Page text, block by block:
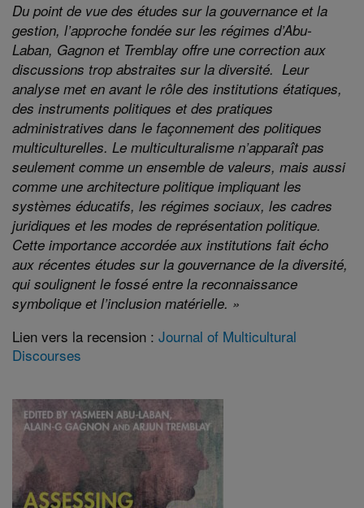
Du point de vue des études sur la gouvernance et la
gestion, l’approche fondée sur les régimes d’Abu-
Laban, Gagnon et Tremblay offre une correction aux
discussions trop abstraites sur la diversité. Leur
analyse met en avant le rôle des institutions étatiques,
des instruments politiques et des pratiques
administratives dans le façonnement des politiques
multiculturelles. Le multiculturalisme n’apparaît pas
seulement comme un ensemble de valeurs, mais aussi
comme une architecture politique impliquant les
systèmes éducatifs, les régimes sociaux, les cadres
juridiques et les modes de représentation politique.
Cette importance accordée aux institutions fait écho
aux récentes études sur la gouvernance de la diversité,
qui soulignent le fossé entre la reconnaissance
symbolique et l’inclusion matérielle. »
Lien vers la recension : Journal of Multicultural
Discourses